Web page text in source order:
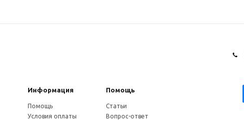
Информация Помощь
Помощь
Условия оплаты
Статьи
Вопрос-ответ